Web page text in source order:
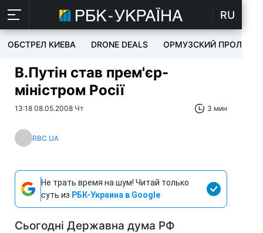
RU
ОБСТРЕЛ КИЕВА DRONE DEALS ОРМУЗСКИЙ ПРОЛИВ
В.Путін став прем'єр-
міністром Росії
13:18 08.05.2008 Чт 3 мин
RBC.UA
Не трать время на шум! Читай только
суть из РБК-Украина в Google
Сьогодні Державна дума РФ